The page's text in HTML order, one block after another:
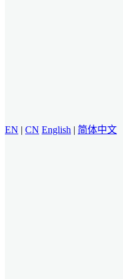
EN | CN English | 简体中文